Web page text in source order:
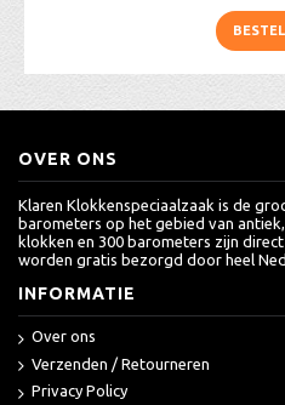
OVER ONS
Klaren Klokkenspeciaalzaak is de
barometers op het gebied van
klokken en 300 barometers zijn
worden gratis bezorgd door heel
INFORMATIE
Over ons
Verzenden / Retourneren
Privacy Policy